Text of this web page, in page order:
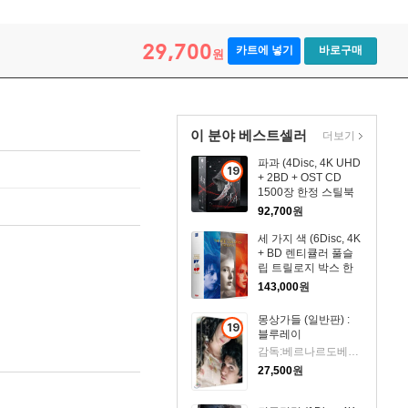
29,700원 카트에 넣기 바로구매
이 분야 베스트셀러
19
세
이
상
품
파과 (4Disc, 4K UHD
+ 2BD + OST CD
1500장 한정 스틸북
한정판) : 블루레이
92,700원
세 가지 색 (6Disc, 4K
+ BD 렌티큘러 풀슬
립 트릴로지 박스 한
정판) : 블루레이
143,000원
19
세
이
상
몽상가들 (일반판) :
블루레이
감독:베르나르도베르톨루치 출연:에바 그린, 루이 가렐, 마이클 피트
27,500원
더보기